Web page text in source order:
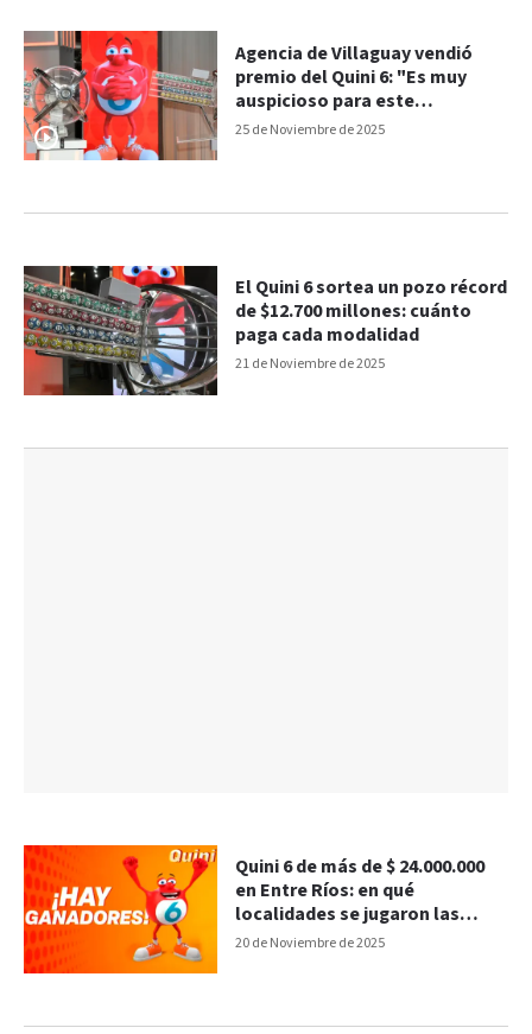
25 de Noviembre de 2025
Agencia de Villaguay vendió
premio del Quini 6: "Es muy
auspicioso para este
momento"
21 de Noviembre de 2025
El Quini 6 sortea un pozo récord
de $12.700 millones: cuánto
paga cada modalidad
20 de Noviembre de 2025
Quini 6 de más de $ 24.000.000
en Entre Ríos: en qué
localidades se jugaron las
boletas ganadoras